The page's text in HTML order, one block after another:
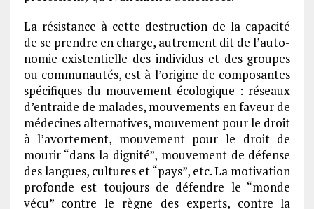
La résis­tance à cette destruc­tion de la capa­cité
de se prendre en charge, autre­ment dit de l’au­to­
no­mie exis­ten­tielle des indi­vi­dus et des groupes
ou commu­nau­tés, est à l’ori­gine de compo­santes
spéci­fiques du mouve­ment écolo­gique : réseaux
d’en­traide de malades, mouve­ments en faveur de
méde­cines alter­na­tives, mouve­ment pour le droit
à l’avor­te­ment, mouve­ment pour le droit de
mourir “dans la dignité”, mouve­ment de défense
des langues, cultures et “pays”, etc. La moti­va­tion
profonde est toujours de défendre le “monde
vécu” contre le règne des experts, contre la